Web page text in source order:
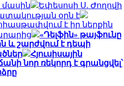
մասին
Եփեսոսի Ս. Ժողովի
օրն է
է իր ներքին
«Դելֆին» թայֆունը
և շարժվում է դեպի
Հյուսիսային
նոր ռեկորդ է գրանցվել՝